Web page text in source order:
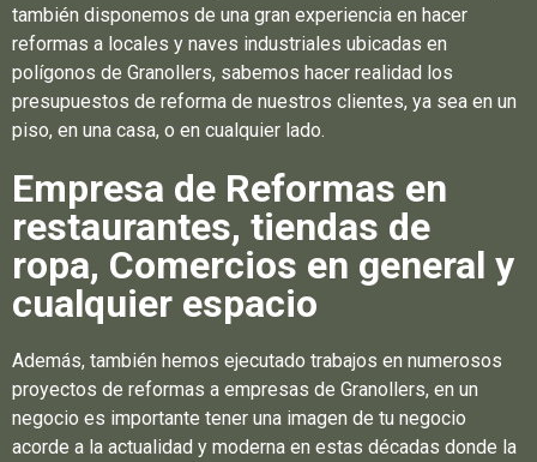
también disponemos de una gran experiencia en hacer
reformas a locales y naves industriales ubicadas en
polígonos de Granollers, sabemos hacer realidad los
presupuestos de reforma de nuestros clientes, ya sea en un
piso, en una casa, o en cualquier lado.
Empresa de Reformas en
restaurantes, tiendas de
ropa, Comercios en general y
cualquier espacio
Además, también hemos ejecutado trabajos en numerosos
proyectos de reformas a empresas de Granollers, en un
negocio es importante tener una imagen de tu negocio
acorde a la actualidad y moderna en estas décadas donde la